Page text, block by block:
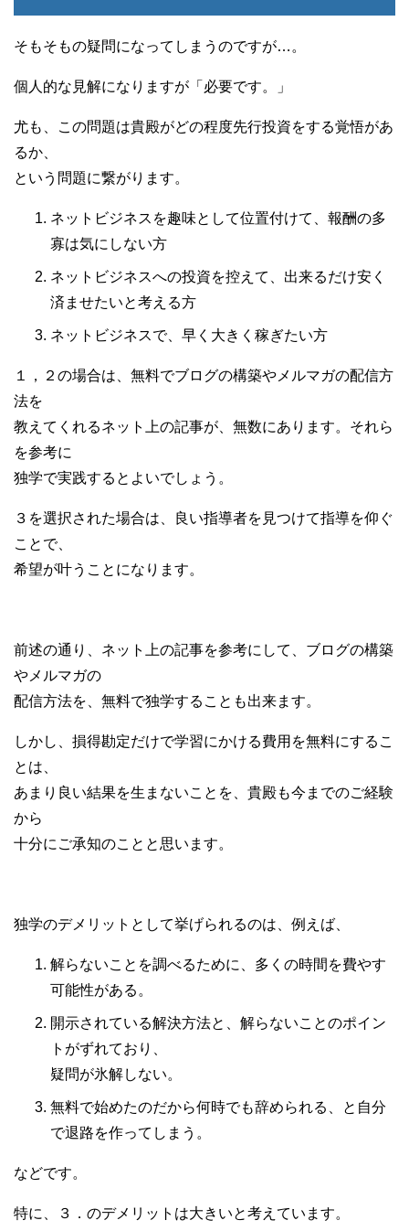
そもそもの疑問になってしまうのですが…。
個人的な見解になりますが「必要です。」
尤も、この問題は貴殿がどの程度先行投資をする覚悟があ
るか、
という問題に繋がります。
ネットビジネスを趣味として位置付けて、報酬の多
寡は気にしない方
ネットビジネスへの投資を控えて、出来るだけ安く
済ませたいと考える方
ネットビジネスで、早く大きく稼ぎたい方
１，２の場合は、無料でブログの構築やメルマガの配信方
法を
教えてくれるネット上の記事が、無数にあります。それら
を参考に
独学で実践するとよいでしょう。
３を選択された場合は、良い指導者を見つけて指導を仰ぐ
ことで、
希望が叶うことになります。
前述の通り、ネット上の記事を参考にして、ブログの構築
やメルマガの
配信方法を、無料で独学することも出来ます。
しかし、損得勘定だけで学習にかける費用を無料にするこ
とは、
あまり良い結果を生まないことを、貴殿も今までのご経験
から
十分にご承知のことと思います。
独学のデメリットとして挙げられるのは、例えば、
解らないことを調べるために、多くの時間を費やす
可能性がある。
開示されている解決方法と、解らないことのポイン
トがずれており、
疑問が氷解しない。
無料で始めたのだから何時でも辞められる、と自分
で退路を作ってしまう。
などです。
特に、３．のデメリットは大きいと考えています。